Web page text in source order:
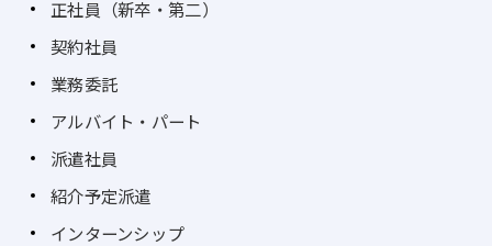
正社員（新卒・第二）
契約社員
業務委託
アルバイト・パート
派遣社員
紹介予定派遣
インターンシップ